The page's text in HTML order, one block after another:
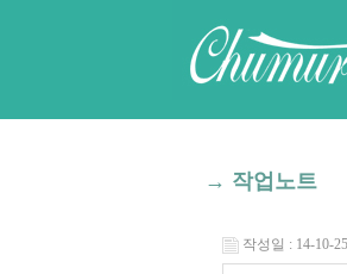
→ 작업노트
작성일 : 14-10-